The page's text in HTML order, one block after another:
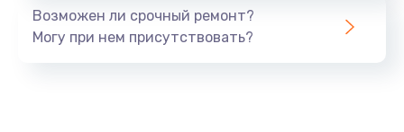
Замена USB порта
от 1060 руб.
Возможен ли срочный ремонт?
Могу при нем присутствовать?